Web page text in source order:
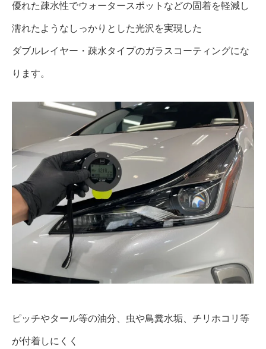
優れた疎水性でウォータースポットなどの固着を軽減し
濡れたようなしっかりとした光沢を実現した
ダブルレイヤー・疎水タイプのガラスコーティングにな
ります。
ピッチやタール等の油分、虫や鳥糞水垢、チリホコリ等
が付着しにくく